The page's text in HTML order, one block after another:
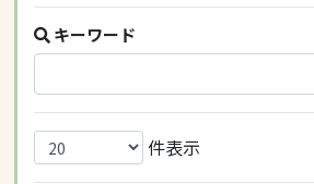
キーワード
件表示